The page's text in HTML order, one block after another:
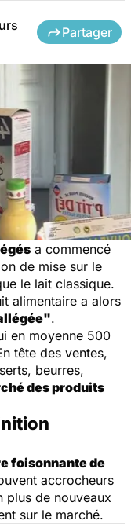
Partager
a commencé
de mise sur le
le lait classique.
alimentaire a alors
.
en moyenne 500
tête des ventes,
beurres,
des produits
foisonnante de
accrocheurs
plus de nouveaux
sur le marché.